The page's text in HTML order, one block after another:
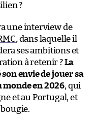
?
une interview de
, dans laquelle il
ses ambitions et
à retenir ?La
envie de jouer sa
monde en 2026, qui
et au Portugal, et
bougie.